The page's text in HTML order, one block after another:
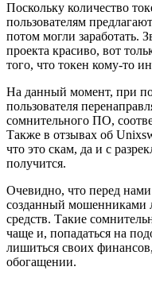
Поскольку количество
пользователям
потом могли заработать.
проекта красиво, вот
того, что токен кому-то
На данный момент, при
пользователя
сомнительного ПО,
Также в отзывах об
что это скам, да и с
получится.
Очевидно, что перед
созданный мошенниками
средств. Такие
чаще и, попадаться на
лишиться своих
обогащении.